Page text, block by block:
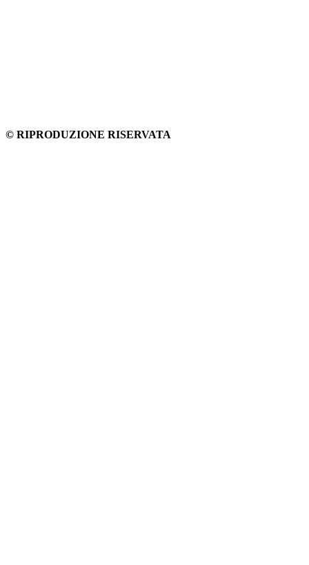
© RIPRODUZIONE RISERVATA